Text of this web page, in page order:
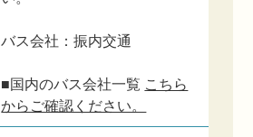
バス会社：振内交通
■国内のバス会社一覧 こちら
からご確認ください。